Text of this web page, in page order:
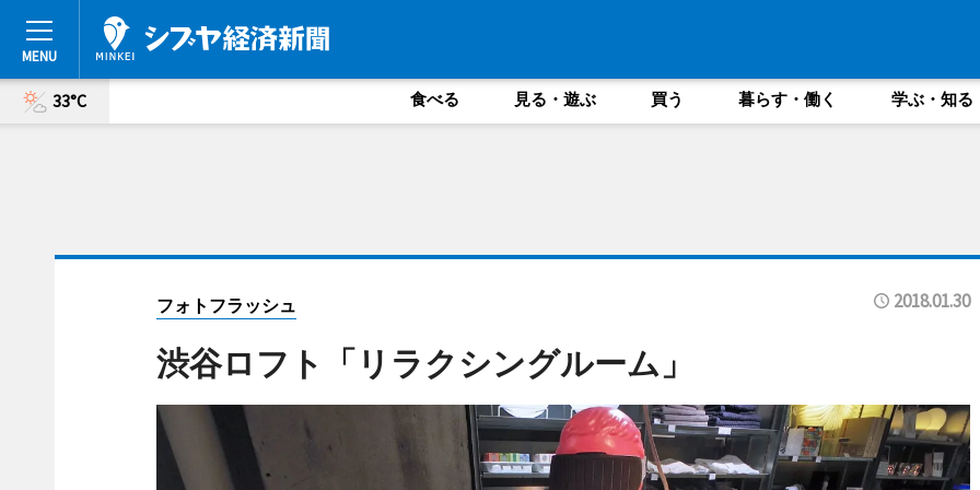
33°C 食べる 見る・遊ぶ 買う 暮らす・働く 学ぶ・知る
フォトフラッシュ 2018.01.30
渋谷ロフト「リラクシングルーム」